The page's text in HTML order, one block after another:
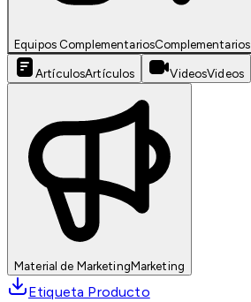
Equipos ComplementariosComplementarios
ArtículosArtículos VideosVideos
Material de MarketingMarketing
Etiqueta Producto